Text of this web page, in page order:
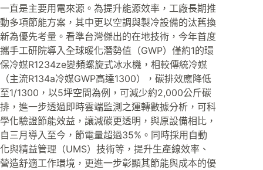
一直是主要用電來源。為提升能源效率，工廠長期推
動多項節能方案，其中更以空調與製冷設備的汰舊換
新為優先考量。看準台灣傑出的在地技術，今年首度
攜手工研院導入全球暖化潛勢值（GWP）僅約1的環
保冷媒R1234ze變頻螺旋式冰水機，相較傳統冷媒
（主流R134a冷媒GWP高達1300），碳排效應降低
至1/1300，以5坪空間為例，可減少約2,000公斤碳
排，進一步透過即時雲端監測之運轉數據分析，可科
學化驗證節能效益，讓減碳更透明，與原設備相比，
自三月導入至今，節電量超過35%。同時採用自動
化與精益管理（UMS）技術等，提升生產線效率、
營造舒適工作環境，更進一步彰顯其節能與成本的優